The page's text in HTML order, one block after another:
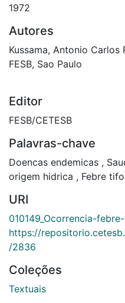
1972
Autores
Kussama, Antonio Carlos
FESB, Sao Paulo
Editor
FESB/CETESB
Palavras-chave
Doencas endemicas ,
origem hidrica , Febre
URI
010149_Ocorrencia-
https://
/2836
Coleções
Textuais